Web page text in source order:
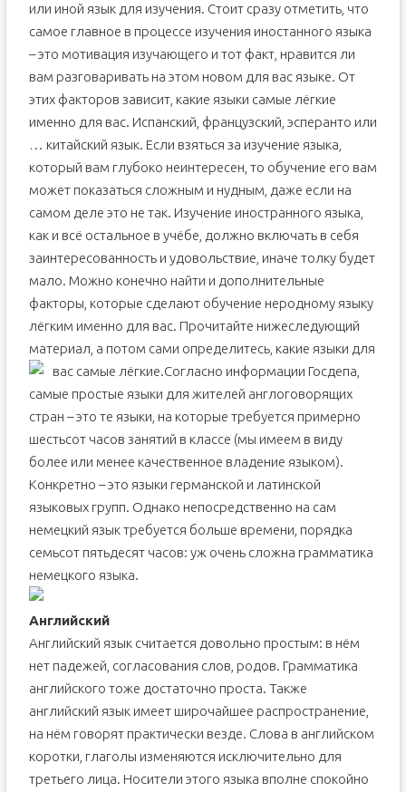
или иной язык для изучения. Стоит сразу отметить, что
самое главное в процессе изучения иностанного языка
– это мотивация изучающего и тот факт, нравится ли
вам разговаривать на этом новом для вас языке. От
этих факторов зависит, какие языки самые лёгкие
именно для вас. Испанский, французский, эсперанто или
… китайский язык. Если взяться за изучение языка,
который вам глубоко неинтересен, то обучение его вам
может показаться сложным и нудным, даже если на
самом деле это не так. Изучение иностранного языка,
как и всё остальное в учёбе, должно включать в себя
заинтересованность и удовольствие, иначе толку будет
мало. Можно конечно найти и дополнительные
факторы, которые сделают обучение неродному языку
лёгким именно для вас. Прочитайте нижеследующий
материал, а потом сами определитесь, какие языки для
вас самые лёгкие.Согласно информации Госдепа,
самые простые языки для жителей англоговорящих
стран – это те языки, на которые требуется примерно
шестьсот часов занятий в классе (мы имеем в виду
более или менее качественное владение языком).
Конкретно – это языки германской и латинской
языковых групп. Однако непосредственно на сам
немецкий язык требуется больше времени, порядка
семьсот пятьдесят часов: уж очень сложна грамматика
немецкого языка.
Английский
Английский язык считается довольно простым: в нём
нет падежей, согласования слов, родов. Грамматика
английского тоже достаточно проста. Также
английский язык имеет широчайшее распространение,
на нём говорят практически везде. Слова в английском
коротки, глаголы изменяются исключительно для
третьего лица. Носители этого языка вполне спокойно